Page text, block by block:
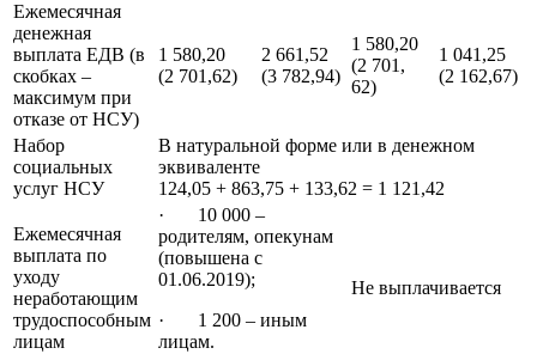
Ежемесячная
денежная
выплата ЕДВ (в
скобках –
максимум при
отказе от НСУ)
1 580,20
(2 701,62)
2 661,52
(3 782,94)
1 580,20
(2 701,
62)
1 041,25
(2 162,67)
Набор
социальных
услуг НСУ
В натуральной форме или в денежном
эквиваленте
124,05 + 863,75 + 133,62 = 1 121,42
Ежемесячная
выплата по
уходу
неработающим
трудоспособным
лицам
· 10 000 –
родителям, опекунам
(повышена с
01.06.2019);
· 1 200 – иным
лицам.
Не выплачивается